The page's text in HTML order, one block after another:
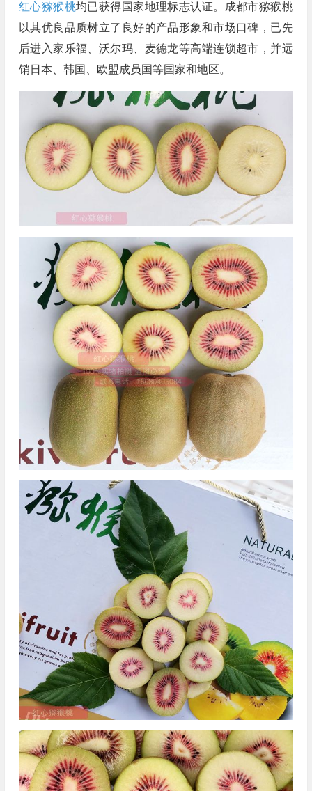
红心猕猴桃均已获得国家地理标志认证。成都市猕猴桃
以其优良品质树立了良好的产品形象和市场口碑，已先
后进入家乐福、沃尔玛、麦德龙等高端连锁超市，并远
销日本、韩国、欧盟成员国等国家和地区。